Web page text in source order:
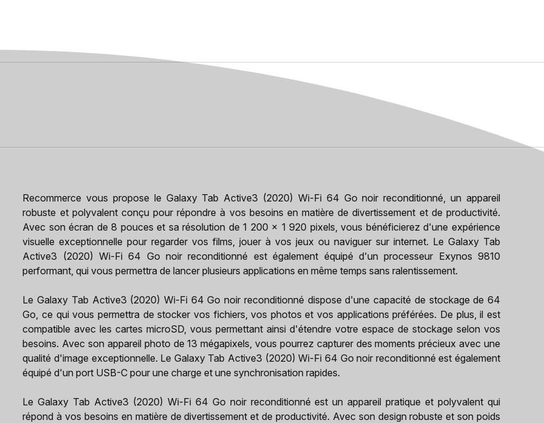
Recommerce vous propose le Galaxy Tab Active3 (2020) Wi-Fi 64 Go noir reconditionné, un appareil
robuste et polyvalent conçu pour répondre à vos besoins en matière de divertissement et de productivité.
Avec son écran de 8 pouces et sa résolution de 1 200 x 1 920 pixels, vous bénéficierez d'une expérience
visuelle exceptionnelle pour regarder vos films, jouer à vos jeux ou naviguer sur internet. Le Galaxy Tab
Active3 (2020) Wi-Fi 64 Go noir reconditionné est également équipé d'un processeur Exynos 9810
performant, qui vous permettra de lancer plusieurs applications en même temps sans ralentissement.
Le Galaxy Tab Active3 (2020) Wi-Fi 64 Go noir reconditionné dispose d'une capacité de stockage de 64
Go, ce qui vous permettra de stocker vos fichiers, vos photos et vos applications préférées. De plus, il est
compatible avec les cartes microSD, vous permettant ainsi d'étendre votre espace de stockage selon vos
besoins. Avec son appareil photo de 13 mégapixels, vous pourrez capturer des moments précieux avec une
qualité d'image exceptionnelle. Le Galaxy Tab Active3 (2020) Wi-Fi 64 Go noir reconditionné est également
équipé d'un port USB-C pour une charge et une synchronisation rapides.
Le Galaxy Tab Active3 (2020) Wi-Fi 64 Go noir reconditionné est un appareil pratique et polyvalent qui
répond à vos besoins en matière de divertissement et de productivité. Avec son design robuste et son poids